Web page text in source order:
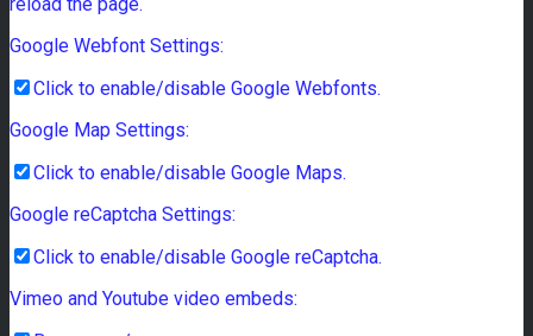
Google Webfont Settings:
Click to enable/disable Google Webfonts.
Google Map Settings:
Click to enable/disable Google Maps.
Google reCaptcha Settings:
Click to enable/disable Google reCaptcha.
Vimeo and Youtube video embeds: